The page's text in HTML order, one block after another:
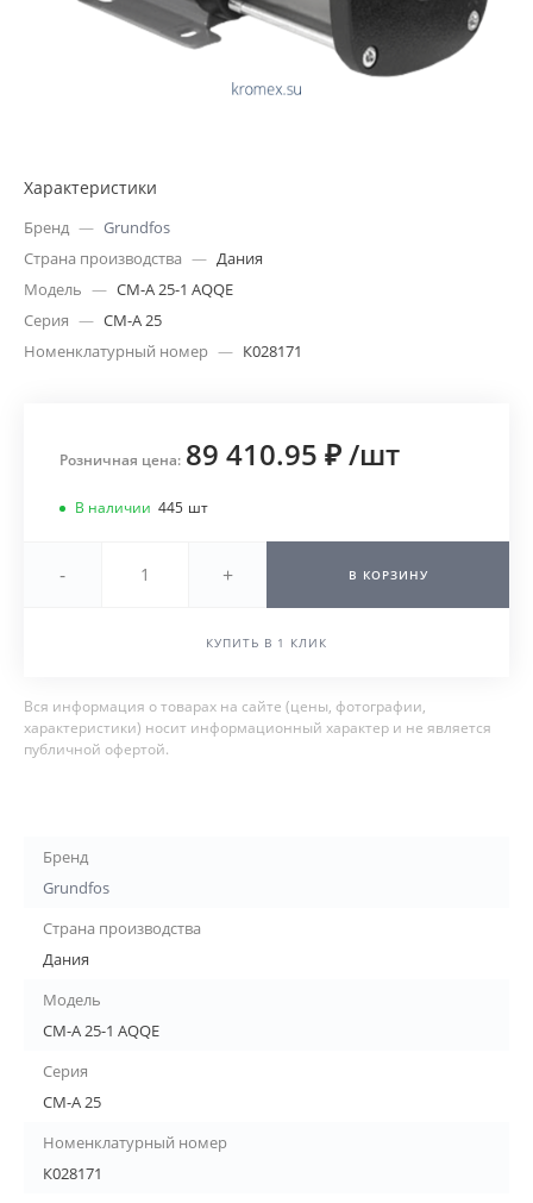
Характеристики
Бренд — Grundfos
Страна производства — Дания
Модель — CM-A 25-1 AQQE
Серия — CM-A 25
Номенклатурный номер — К028171
Розничная цена: 89 410.95 ₽/шт
В наличии 445 шт
- + В КОРЗИНУ
КУПИТЬ В 1 КЛИК
Вся информация о товарах на сайте (цены, фотографии,
характеристики) носит информационный характер и не является
публичной офертой.
Бренд
Grundfos
Страна производства
Дания
Модель
CM-A 25-1 AQQE
Серия
CM-A 25
Номенклатурный номер
К028171